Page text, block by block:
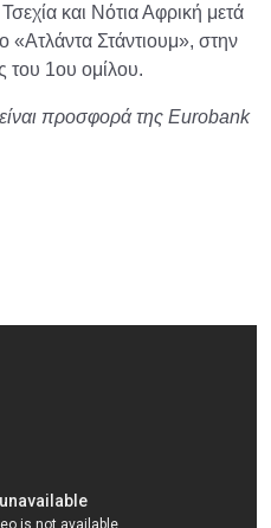
και Νότια Αφρική μετά
«Ατλάντα Στάντιουμ», στην
του 1ου ομίλου.
προσφορά της Eurobank